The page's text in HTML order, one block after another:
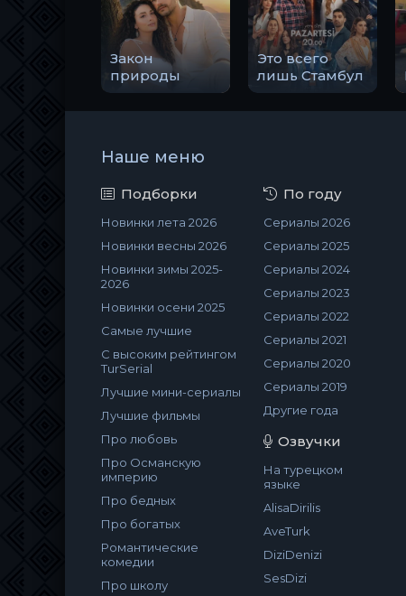
Закон
природы
Это всего
лишь Стамбул
Наше меню
Подборки
Новинки лета 2026
Новинки весны 2026
Новинки зимы 2025-
2026
Новинки осени 2025
Самые лучшие
С высоким рейтингом
TurSerial
Лучшие мини-сериалы
Лучшие фильмы
Про любовь
Про Османскую
империю
Про бедных
Про богатых
Романтические
комедии
Про школу
По году
Сериалы 2026
Сериалы 2025
Сериалы 2024
Сериалы 2023
Сериалы 2022
Сериалы 2021
Сериалы 2020
Сериалы 2019
Другие года
Озвучки
На турецком
языке
AlisaDirilis
AveTurk
DiziDenizi
SesDizi